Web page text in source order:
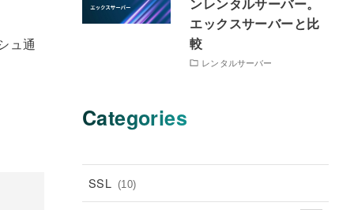
ュ通
エックスサーバーと比
較
レンタルサーバー
Categories
SSL (10)